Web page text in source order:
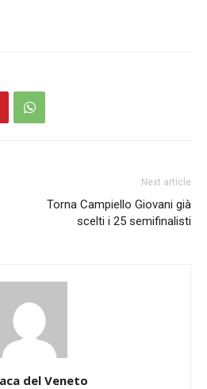
Next article
Torna Campiello Giovani già
scelti i 25 semifinalisti
del Veneto